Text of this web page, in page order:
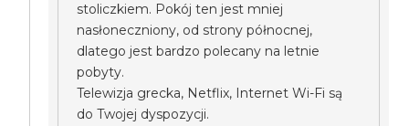
stoliczkiem. Pokój ten jest mniej
nasłoneczniony, od strony północnej,
dlatego jest bardzo polecany na letnie
pobyty.
Telewizja grecka, Netflix, Internet Wi-Fi są
do Twojej dyspozycji.